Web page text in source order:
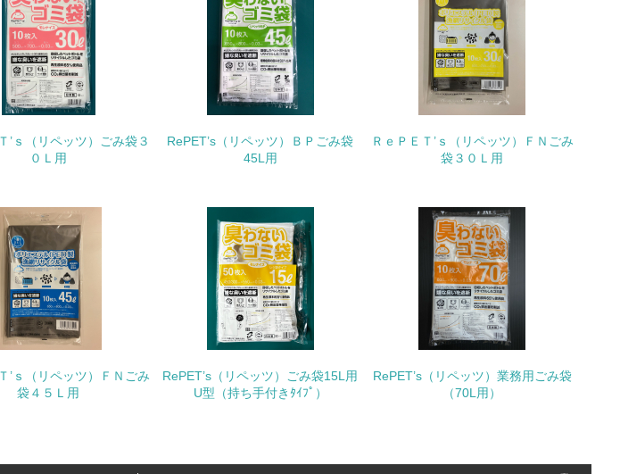
用量の把握をし、具体的な削減目標や計画を立てている
環境配慮型製品・サービスの製造・販売
ビスの製造・販売を積極的に行っている
ービスの製造・販売状況を把握し、具体的な販売目標や計画を立てている
み方針を有し、グリーン購入を行っている
ービスの量と種類を把握し、具体的な目標や計画を立てている
とする業務を行っていない）
小さい物流を行っている
’ｓ（リペッツ）ごみ袋３
０Ｌ用
RePET’s（リペッツ）ＢＰごみ袋
45L用
ＲｅＰＥＴ’ｓ（リペッツ）ＦＮごみ
袋３０Ｌ用
’ｓ（リペッツ）ＦＮごみ
袋４５Ｌ用
RePET’s（リペッツ）ごみ袋15L用
U型（持ち手付きﾀｲﾌﾟ）
RePET’s（リペッツ）業務用ごみ袋
（70L用）